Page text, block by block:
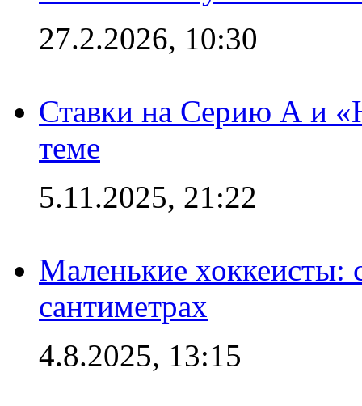
27.2.2026, 10:30
Ставки на Серию А и
теме
5.11.2025, 21:22
Маленькие хоккеисты:
сантиметрах
4.8.2025, 13:15